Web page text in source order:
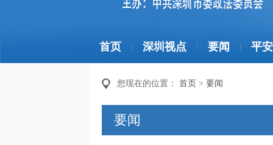
首页 深圳视点 要闻 平
您现在的位置： 首页 > 要闻
要闻